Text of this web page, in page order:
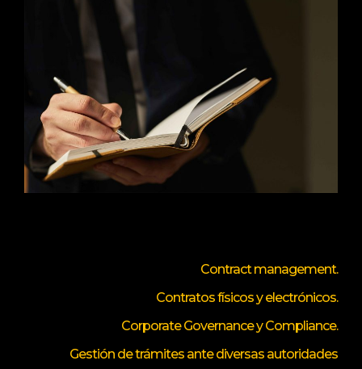
Contract management.
Contratos físicos y electrónicos.
Corporate Governance y Compliance.
Gestión de trámites ante diversas autoridades